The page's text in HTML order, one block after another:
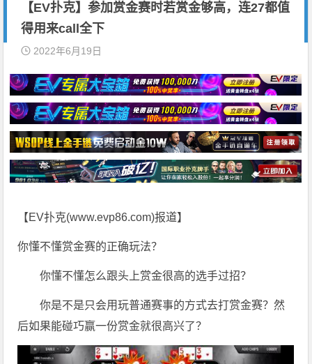
【EV扑克】参加赏金赛时若赏金够高，连27都值
得用来call全下
2022年6月19日
【EV扑克(www.evp86.com)报道】
你懂不懂赏金赛的正确玩法？
你懂不懂怎么跟头上赏金很高的选手过招？
你是不是只会用玩普通赛事的方式去打赏金赛？然
后如果能碰巧赢一份赏金就很高兴了？